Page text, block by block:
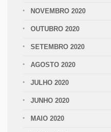
NOVEMBRO 2020
OUTUBRO 2020
SETEMBRO 2020
AGOSTO 2020
JULHO 2020
JUNHO 2020
MAIO 2020